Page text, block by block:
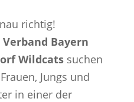
richtig!
Bayern
Wildcats suchen
Jungs und
in einer der